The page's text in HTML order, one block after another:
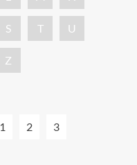
S T U
Z
1 2
3